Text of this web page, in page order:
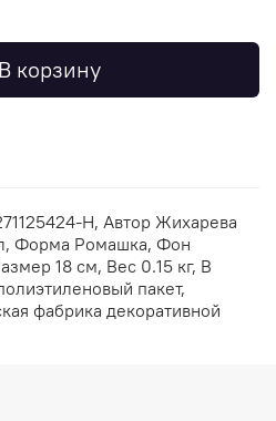
В корзину
Н, Автор Жихарева
Форма Ромашка, Фон
18 см, Вес 0.15 кг, В
пакет,
фабрика декоративной